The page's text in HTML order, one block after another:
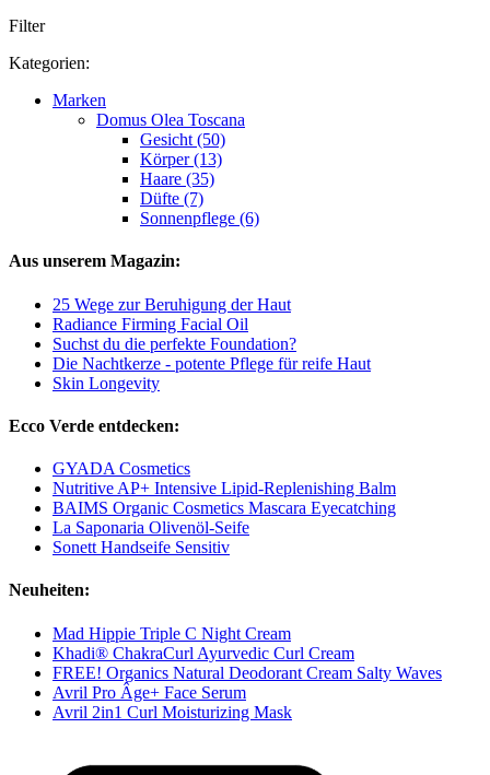
Filter
Kategorien:
Marken
Domus Olea Toscana
Gesicht (50)
Körper (13)
Haare (35)
Düfte (7)
Sonnenpflege (6)
Aus unserem Magazin:
25 Wege zur Beruhigung der Haut
Radiance Firming Facial Oil
Suchst du die perfekte Foundation?
Die Nachtkerze - potente Pflege für reife Haut
Skin Longevity
Ecco Verde entdecken:
GYADA Cosmetics
Nutritive AP+ Intensive Lipid-Replenishing Balm
BAIMS Organic Cosmetics Mascara Eyecatching
La Saponaria Olivenöl-Seife
Sonett Handseife Sensitiv
Neuheiten:
Mad Hippie Triple C Night Cream
Khadi® ChakraCurl Ayurvedic Curl Cream
FREE! Organics Natural Deodorant Cream Salty Waves
Avril Pro Âge+ Face Serum
Avril 2in1 Curl Moisturizing Mask